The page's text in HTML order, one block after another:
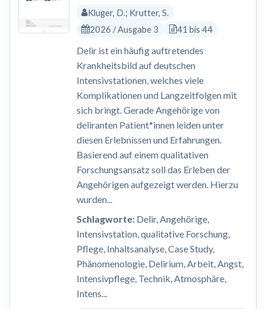
Kluger, D.; Krutter, S.
2026 / Ausgabe 3
41 bis 44
Delir ist ein häufig auftretendes
Krankheitsbild auf deutschen
Intensivstationen, welches viele
Komplikationen und Langzeitfolgen mit
sich bringt. Gerade Angehörige von
deliranten Patient*innen leiden unter
diesen Erlebnissen und Erfahrungen.
Basierend auf einem qualitativen
Forschungsansatz soll das Erleben der
Angehörigen aufgezeigt werden. Hierzu
wurden...
Schlagworte:Delir, Angehörige,
Intensivstation, qualitative Forschung,
Pflege, Inhaltsanalyse, Case Study,
Phänomenologie, Delirium, Arbeit, Angst,
Intensivpflege, Technik, Atmosphäre,
Intens...